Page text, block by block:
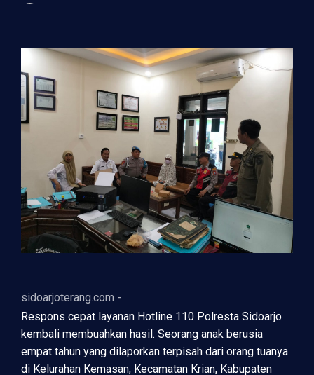
sidoarjoterang.com -
Respons cepat layanan Hotline 110 Polresta Sidoarjo
kembali membuahkan hasil. Seorang anak berusia
empat tahun yang dilaporkan terpisah dari orang tuanya
di Kelurahan Kemasan, Kecamatan Krian, Kabupaten